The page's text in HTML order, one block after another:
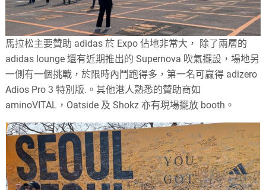
馬拉松主要贊助 adidas 於 Expo 佔地非常大， 除了兩層的
adidas lounge 還有近期推出的 Supernova 吹氣擺設，場地另
一側有一個挑戰，於限時內鬥跑得多，第一名可贏得 adizero
Adios Pro 3 特別版.。其他港人熟悉的贊助商如
aminoVITAL，Oatside 及 Shokz 亦有現場擺放 booth。